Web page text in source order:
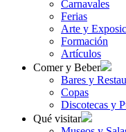
Carnavales
Ferias
Arte y
Formación
Artículos
Comer y Beber
Bares y
Copas
Discotecas y
Qué visitar